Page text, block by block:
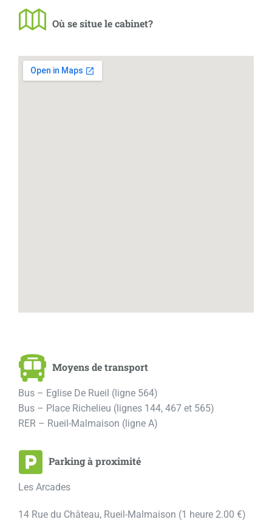
Où se situe le cabinet?
Moyens de transport
Bus – Eglise De Rueil (ligne 564)
Bus – Place Richelieu (lignes 144, 467 et 565)
RER – Rueil-Malmaison (ligne A)
Parking à proximité
Les Arcades
14 Rue du Château, Rueil-Malmaison (1 heure 2.00 €)